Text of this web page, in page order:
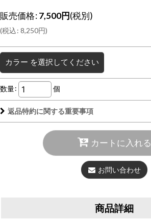
販売価格:7,500円(税別)
(税込: 8,250円)
カラー を選択してください
数量: 個
返品特約に関する重要事項
カートに入れる
お問い合わせ
商品詳細